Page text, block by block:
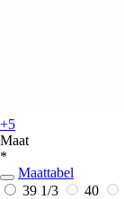
+5
Maat
*
Maattabel
39 1/3
40